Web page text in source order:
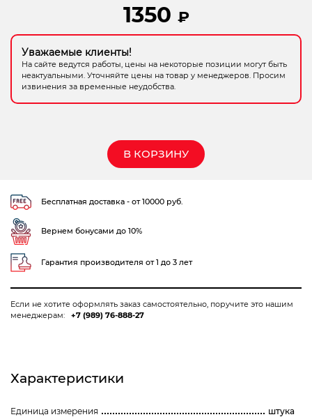
1350 ₽
Уважаемые клиенты!
На сайте ведутся работы, цены на некоторые позиции могут быть
неактуальными. Уточняйте цены на товар у менеджеров. Просим
извинения за временные неудобства.
В КОРЗИНУ
Бесплатная доставка - от 10000 руб.
Вернем бонусами до 10%
Гарантия производителя от 1 до 3 лет
Если не хотите оформлять заказ самостоятельно, поручите это нашим
менеджерам:
+7 (989) 76-888-27
Характеристики
Единица измерения штука